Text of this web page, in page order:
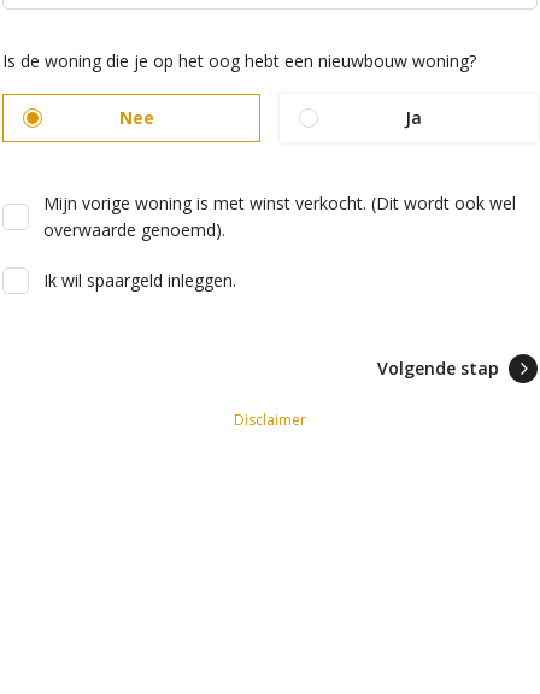
Is de woning die je op het oog hebt een nieuwbouw woning?
Nee Ja
Mijn vorige woning is met winst verkocht. (Dit wordt ook wel
overwaarde genoemd).
Ik wil spaargeld inleggen.
Volgende stap
Disclaimer